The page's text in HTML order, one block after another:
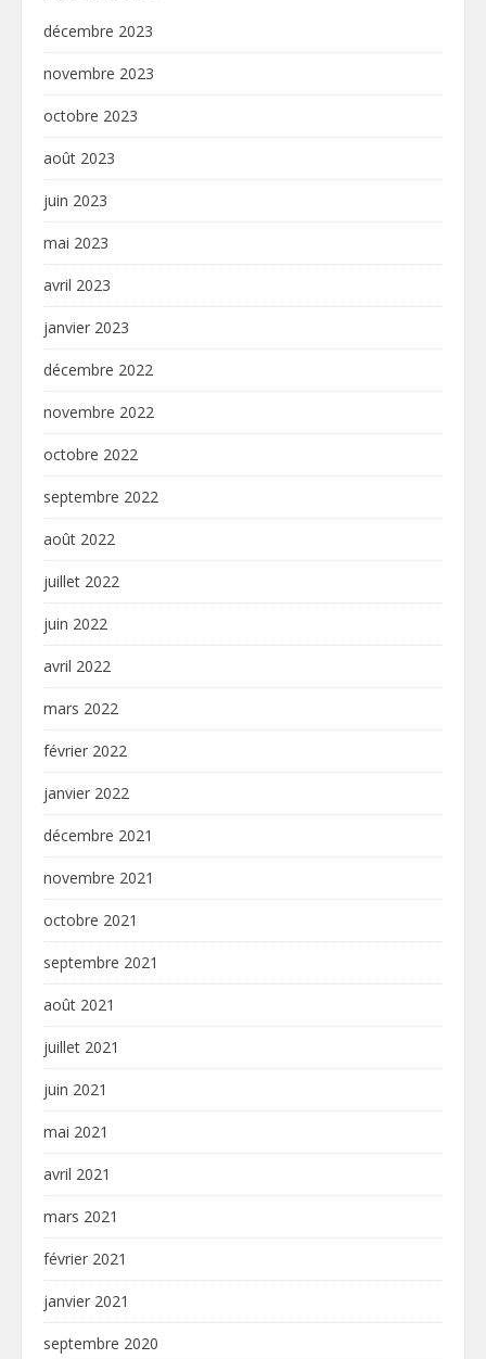
décembre 2023
novembre 2023
octobre 2023
août 2023
juin 2023
mai 2023
avril 2023
janvier 2023
décembre 2022
novembre 2022
octobre 2022
septembre 2022
août 2022
juillet 2022
juin 2022
avril 2022
mars 2022
février 2022
janvier 2022
décembre 2021
novembre 2021
octobre 2021
septembre 2021
août 2021
juillet 2021
juin 2021
mai 2021
avril 2021
mars 2021
février 2021
janvier 2021
septembre 2020